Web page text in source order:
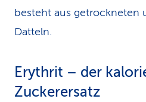
besteht aus getrockneten
Datteln.
Erythrit – der
Zuckerersatz